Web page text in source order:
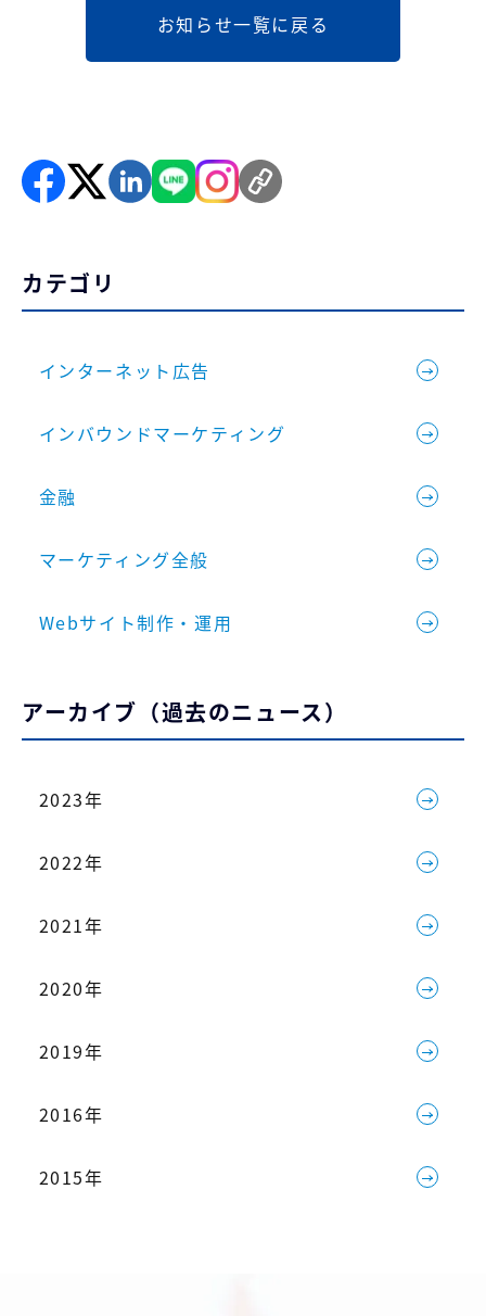
お知らせ一覧に戻る
カテゴリ
インターネット広告
インバウンドマーケティング
金融
マーケティング全般
Webサイト制作・運用
アーカイブ（過去のニュース）
2023年
2022年
2021年
2020年
2019年
2016年
2015年